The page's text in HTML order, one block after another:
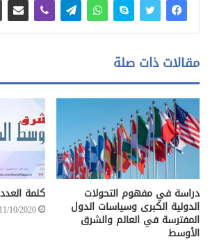
المسلوبة حيناً و المعاشة حيناً آخر .
سطوة الذكورة وبدايات حالت بين المرأة
إن من أهم الأسباب التي حالت بين المرأة
بالانقلاب الذكوري وظهور الملكية
يقدر بحوالي 4500-5000 سنة،
بمجموعات إلى الغزو والكسب والسبي,
الإنسان مغنماً يقايض ويباع أو يستعبد, وقد
البشرية بالتضييق على المرأة خوفاً عليها من
مقالات ذات صلة
دراسة في مفهوم التحولات
الدولية الكبرى وسياسات الدول
المفترسة في العالم والشرق
الأوسط
كلمة العدد 50 (اليوبيل الذهبيّ)
11/10/2020